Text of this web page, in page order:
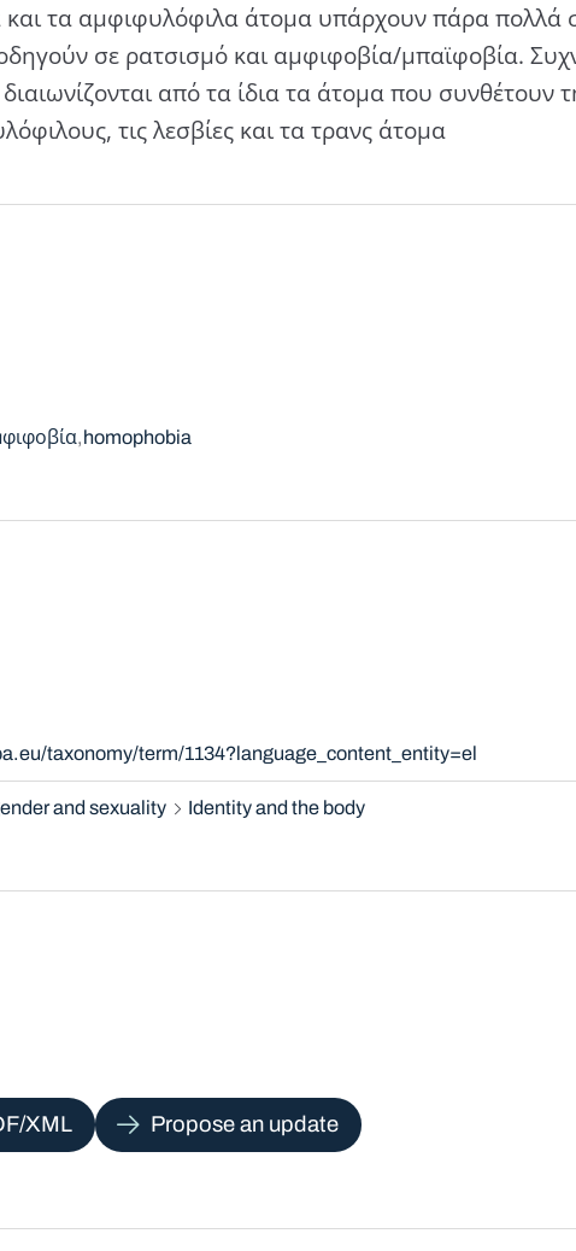
τα αμφιφυλόφιλα άτομα υπάρχουν πάρα πολλά
σε ρατσισμό και αμφιφοβία/μπαϊφοβία.
από τα ίδια τα άτομα που συνθέτουν
τις λεσβίες και τα τρανς άτομα
homophobia
taxonomy/term/1134?language_content_entity=el
and sexuality Identity and the body
XML Propose an update